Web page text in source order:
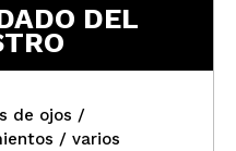
DEL
de ojos /
/ varios